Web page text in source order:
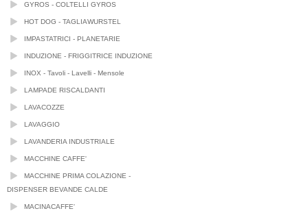
GYROS - COLTELLI GYROS
HOT DOG - TAGLIAWURSTEL
IMPASTATRICI - PLANETARIE
INDUZIONE - FRIGGITRICE INDUZIONE
INOX - Tavoli - Lavelli - Mensole
LAMPADE RISCALDANTI
LAVACOZZE
LAVAGGIO
LAVANDERIA INDUSTRIALE
MACCHINE CAFFE'
MACCHINE PRIMA COLAZIONE -
DISPENSER BEVANDE CALDE
MACINACAFFE'